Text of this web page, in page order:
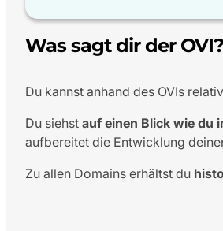
Was sagt dir der OVI?
Du kannst anhand des OVIs
Du siehst auf einen Blick wie du
aufbereitet die Entwicklung
Zu allen Domains erhältst du